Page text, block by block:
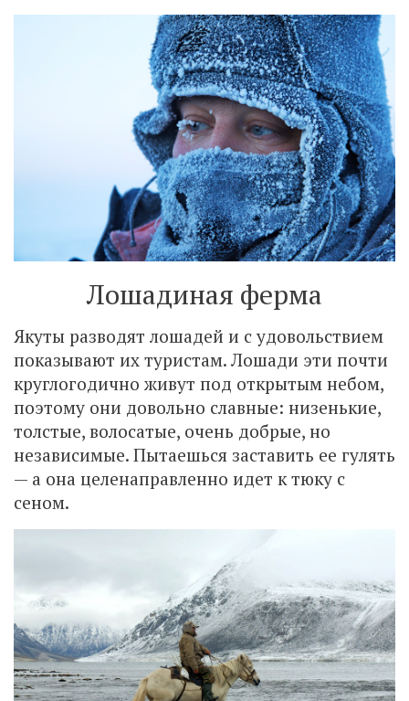
Лошадиная ферма
Якуты разводят лошадей и с удовольствием
показывают их туристам. Лошади эти почти
круглогодично живут под открытым небом,
поэтому они довольно славные: низенькие,
толстые, волосатые, очень добрые, но
независимые. Пытаешься заставить ее гулять
— а она целенаправленно идет к тюку с
сеном.